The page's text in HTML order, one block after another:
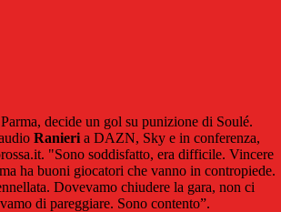
decide un gol su punizione di Soulé.
Ranieri a DAZN, Sky e in conferenza,
"Sono soddisfatto, era difficile. Vincere
ha buoni giocatori che vanno in contropiede.
Dovevamo chiudere la gara, non ci
di pareggiare. Sono contento”.